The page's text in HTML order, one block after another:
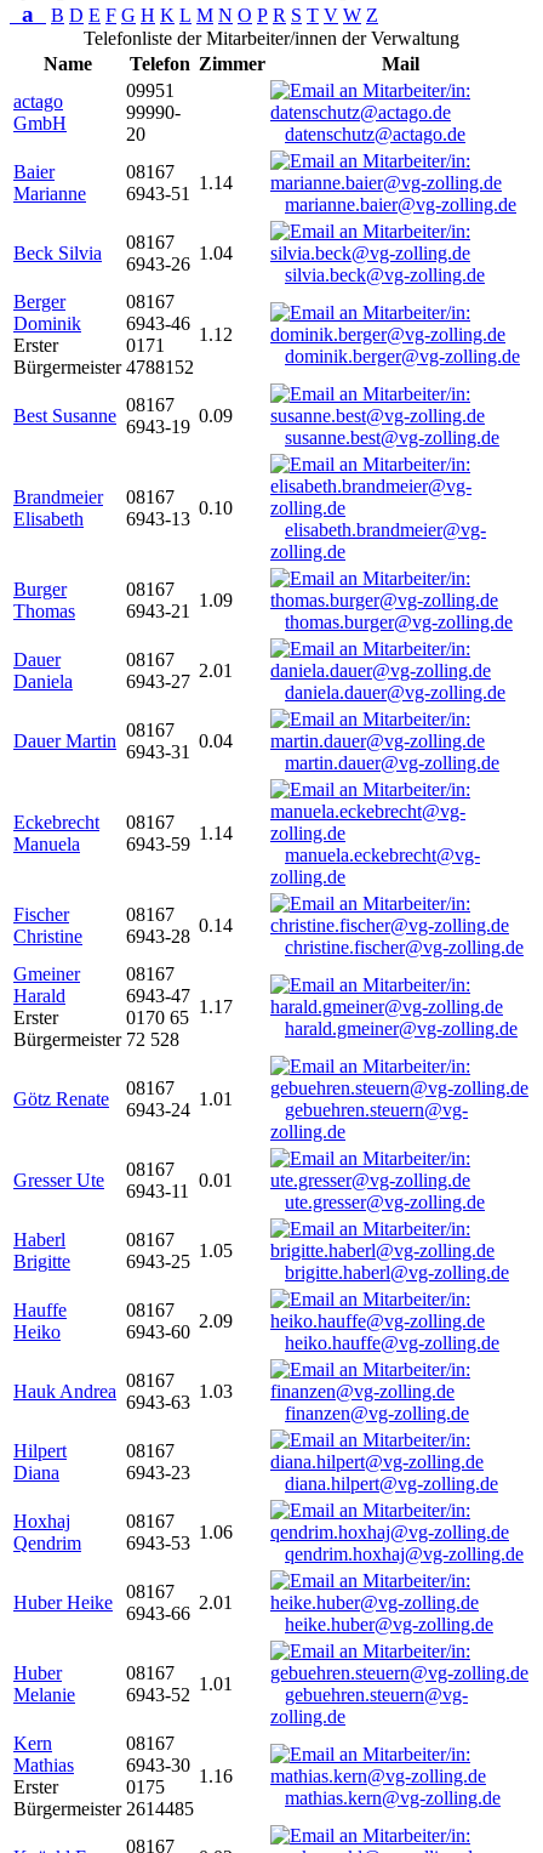
a B D E F G H K L M N O P R S T V W Z
Telefonliste der Mitarbeiter/innen der Verwaltung
Name
Telefon Zimmer
Mail
actago
GmbH
09951
99990-
20
datenschutz@actago.de
Baier
Marianne
08167
6943-51
1.14
marianne.baier@vg-zolling.de
Beck Silvia
08167
6943-26
1.04
silvia.beck@vg-zolling.de
Berger
Dominik
Erster
Bürgermeister
08167
6943-46
0171
4788152
1.12
dominik.berger@vg-zolling.de
Best Susanne
08167
6943-19
0.09
susanne.best@vg-zolling.de
Brandmeier
Elisabeth
08167
6943-13
0.10
elisabeth.brandmeier@vg-
zolling.de
Burger
Thomas
08167
6943-21
1.09
thomas.burger@vg-zolling.de
Dauer
Daniela
08167
6943-27
2.01
daniela.dauer@vg-zolling.de
Dauer Martin
08167
6943-31
0.04
martin.dauer@vg-zolling.de
Eckebrecht
Manuela
08167
6943-59
1.14
manuela.eckebrecht@vg-
zolling.de
Fischer
Christine
08167
6943-28
0.14
christine.fischer@vg-zolling.de
Gmeiner
Harald
Erster
Bürgermeister
08167
6943-47
0170 65
72 528
1.17
harald.gmeiner@vg-zolling.de
Götz Renate
08167
6943-24
1.01
gebuehren.steuern@vg-
zolling.de
Gresser Ute
08167
6943-11
0.01
ute.gresser@vg-zolling.de
Haberl
Brigitte
08167
6943-25
1.05
brigitte.haberl@vg-zolling.de
Hauffe
Heiko
08167
6943-60
2.09
heiko.hauffe@vg-zolling.de
Hauk Andrea
08167
6943-63
1.03
finanzen@vg-zolling.de
Hilpert
Diana
08167
6943-23
diana.hilpert@vg-zolling.de
Hoxhaj
Qendrim
08167
6943-53
1.06
qendrim.hoxhaj@vg-zolling.de
Huber Heike
08167
6943-66
2.01
heike.huber@vg-zolling.de
Huber
Melanie
08167
6943-52
1.01
gebuehren.steuern@vg-
zolling.de
Kern
Mathias
Erster
Bürgermeister
08167
6943-30
0175
2614485
1.16
mathias.kern@vg-zolling.de
08167